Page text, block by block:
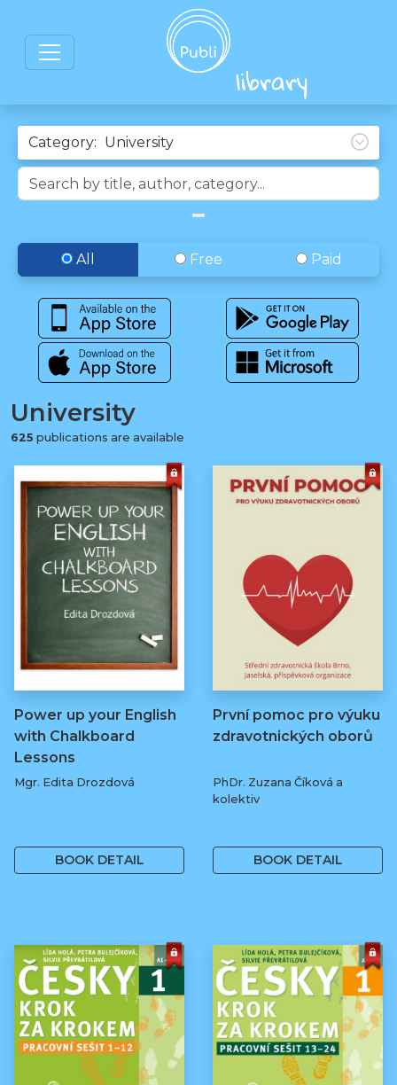
Category:
All Free Paid
University
625 publications are available
Power up your English
with Chalkboard
Lessons
Mgr. Edita Drozdová
BOOK DETAIL
První pomoc pro výuku
zdravotnických oborů
PhDr. Zuzana Číková a
kolektiv
BOOK DETAIL